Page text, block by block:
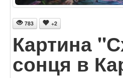
783 +2
Картина
сонця в